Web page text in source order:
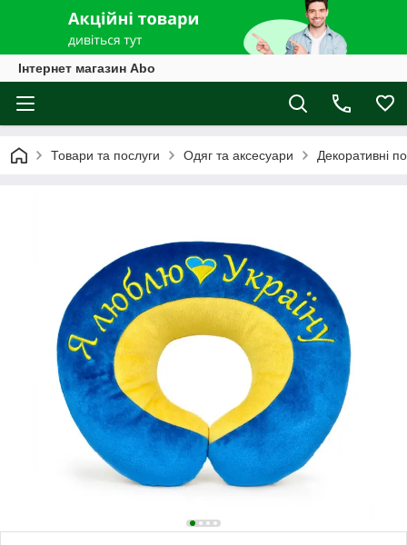
Інтернет магазин Abo
Товари та послуги Одяг та аксесуари Декоративні